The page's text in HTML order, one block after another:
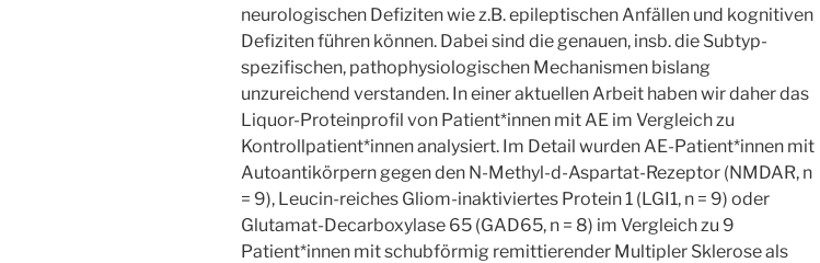
neurologischen Defiziten wie z.B. epileptischen Anfällen und kognitiven
Defiziten führen können. Dabei sind die genauen, insb. die Subtyp-
spezifischen, pathophysiologischen Mechanismen bislang
unzureichend verstanden. In einer aktuellen Arbeit haben wir daher das
Liquor-Proteinprofil von Patient*innen mit AE im Vergleich zu
Kontrollpatient*innen analysiert. Im Detail wurden AE-Patient*innen mit
Autoantikörpern gegen den N-Methyl-d-Aspartat-Rezeptor (NMDAR, n
= 9), Leucin-reiches Gliom-inaktiviertes Protein 1 (LGI1, n = 9) oder
Glutamat-Decarboxylase 65 (GAD65, n = 8) im Vergleich zu 9
Patient*innen mit schubförmig remittierender Multipler Sklerose als